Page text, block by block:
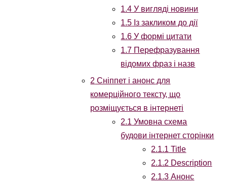
1.4 У вигляді новини
1.5 Із закликом до дії
1.6 У формі цитати
1.7 Перефразування
відомих фраз і назв
2 Сніппет і анонс для
комерційного тексту, що
розміщується в інтернеті
2.1 Умовна схема
будови інтернет сторінки
2.1.1 Title
2.1.2 Description
2.1.3 Анонс